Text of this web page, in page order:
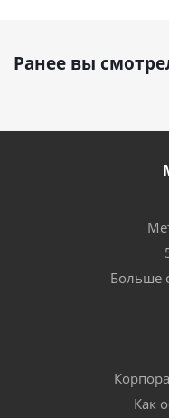
Ранее вы
Больше
Как